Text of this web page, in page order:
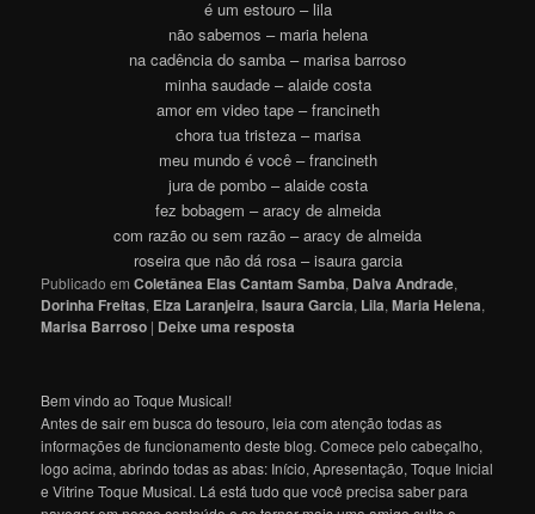
é um estouro – lila
não sabemos – maria helena
na cadência do samba – marisa barroso
minha saudade – alaide costa
amor em video tape – francineth
chora tua tristeza – marisa
meu mundo é você – francineth
jura de pombo – alaide costa
fez bobagem – aracy de almeida
com razão ou sem razão – aracy de almeida
roseira que não dá rosa – isaura garcia
Publicado em Coletânea Elas Cantam Samba, Dalva Andrade,
Dorinha Freitas, Elza Laranjeira,Isaura Garcia, Lila,Maria Helena,
Marisa Barroso | Deixe uma resposta
Bem vindo ao Toque Musical!
Antes de sair em busca do tesouro, leia com atenção todas as
informações de funcionamento deste blog. Comece pelo cabeçalho,
logo acima, abrindo todas as abas: Início, Apresentação, Toque Inicial
e Vitrine Toque Musical. Lá está tudo que você precisa saber para